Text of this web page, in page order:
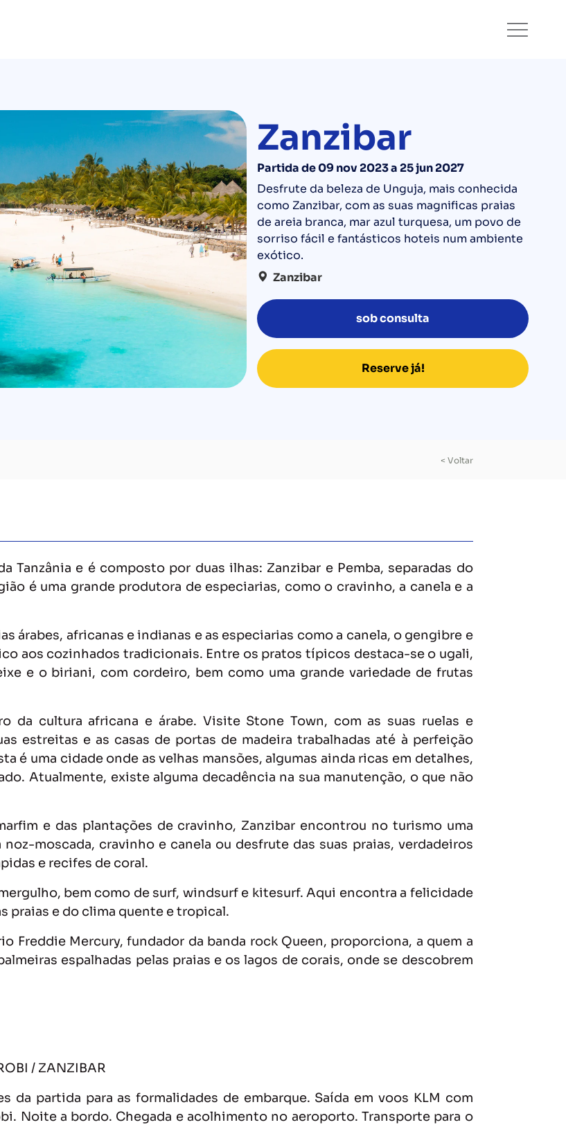
Zanzibar
Partida de 09 nov 2023 a 25 jun 2027
Desfrute da beleza de Unguja, mais conhecida
como Zanzibar, com as suas magnificas praias
de areia branca, mar azul turquesa, um povo de
sorriso fácil e fantásticos hoteis num ambiente
exótico.
Zanzibar
sob consulta
Reserve já!
< Voltar
Tanzânia e é composto por duas ilhas: Zanzibar e Pemba, separadas do
é uma grande produtora de especiarias, como o cravinho, a canela e a
árabes, africanas e indianas e as especiarias como a canela, o gengibre e
aos cozinhados tradicionais. Entre os pratos típicos destaca-se o ugali,
e o biriani, com cordeiro, bem como uma grande variedade de frutas
da cultura africana e árabe. Visite Stone Town, com as suas ruelas e
estreitas e as casas de portas de madeira trabalhadas até à perfeição
é uma cidade onde as velhas mansões, algumas ainda ricas em detalhes,
Atualmente, existe alguma decadência na sua manutenção, o que não
e das plantações de cravinho, Zanzibar encontrou no turismo uma
moscada, cravinho e canela ou desfrute das suas praias, verdadeiros
e recifes de coral.
bem como de surf, windsurf e kitesurf. Aqui encontra a felicidade
praias e do clima quente e tropical.
Freddie Mercury, fundador da banda rock Queen, proporciona, a quem a
espalhadas pelas praias e os lagos de corais, onde se descobrem
/ ZANZIBAR
da partida para as formalidades de embarque. Saída em voos KLM com
Noite a bordo. Chegada e acolhimento no aeroporto. Transporte para o